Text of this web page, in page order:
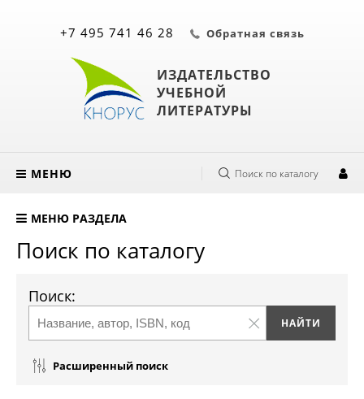
ИЗДАТЕЛЬСТВО
УЧЕБНОЙ
ЛИТЕРАТУРЫ
+7 495 741 46 28 Обратная связь
МЕНЮ Поиск по каталогу
МЕНЮ РАЗДЕЛА
Поиск по каталогу
Поиск:
Расширенный поиск